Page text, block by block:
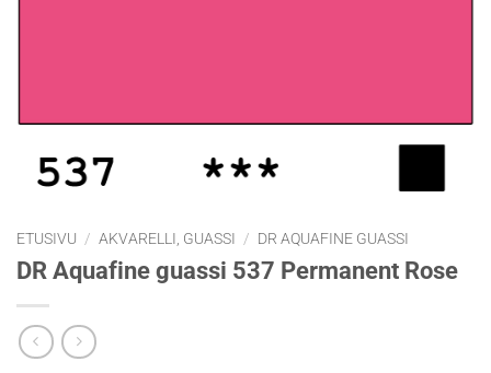
ETUSIVU / AKVARELLI, GUASSI / DR AQUAFINE GUASSI
DR Aquafine guassi 537 Permanent Rose